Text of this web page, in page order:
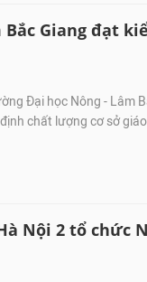
Giang đạt
Đại học Nông - Lâm
chất lượng cơ sở
Nội 2 tổ chức